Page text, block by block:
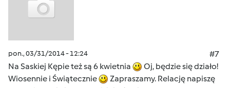
pon., 03/31/2014 - 12:24
#7
Na Saskiej Kępie też są 6 kwietnia
Oj, będzie się działo!
Wiosennie i Świątecznie
Zapraszamy. Relację napiszę